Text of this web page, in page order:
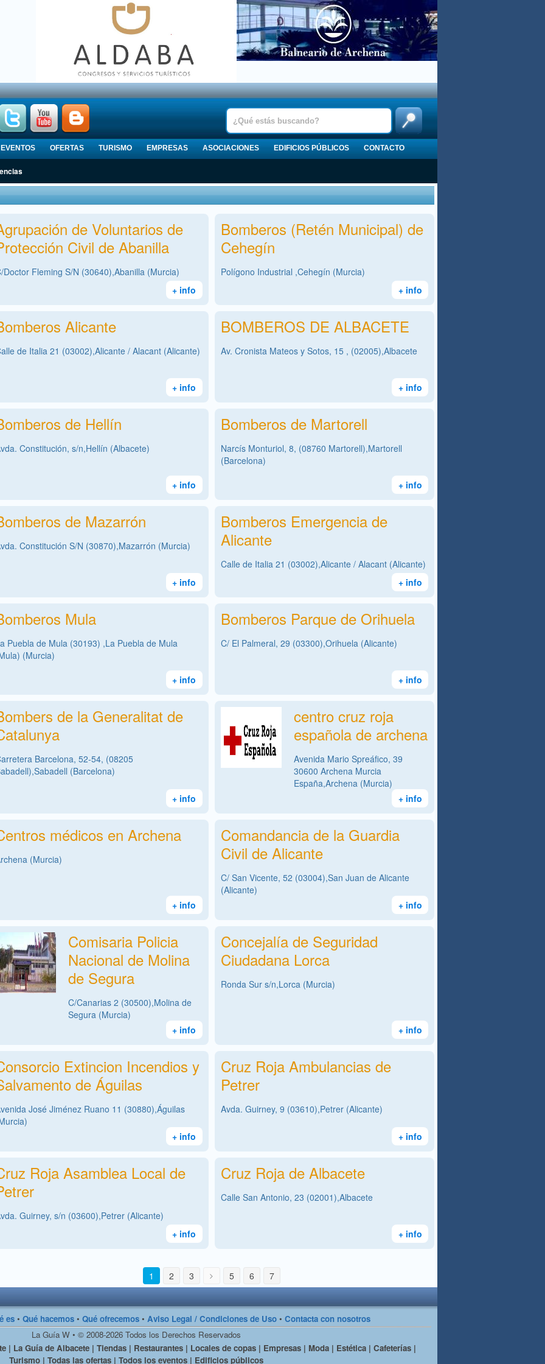
EVENTOS OFERTAS TURISMO EMPRESAS ASOCIACIONES EDIFICIOS PÚBLICOS CONTACTO
de Voluntarios de
Civil de Abanilla
Doctor Fleming S/N (30640),Abanilla (Murcia)
+ info
Bomberos (Retén Municipal) de
Cehegín
Polígono Industrial ,Cehegín (Murcia)
+ info
Alicante
de Italia 21 (03002),Alicante / Alacant (Alicante)
+ info
BOMBEROS DE ALBACETE
Av. Cronista Mateos y Sotos, 15 , (02005),Albacete
+ info
de Hellín
Constitución, s/n,Hellín (Albacete)
+ info
Bomberos de Martorell
Narcís Monturiol, 8, (08760 Martorell),Martorell
(Barcelona)
+ info
de Mazarrón
Constitución S/N (30870),Mazarrón (Murcia)
+ info
Bomberos Emergencia de
Alicante
Calle de Italia 21 (03002),Alicante / Alacant (Alicante)
+ info
Mula
Puebla de Mula (30193) ,La Puebla de Mula
(Murcia)
+ info
Bomberos Parque de Orihuela
C/ El Palmeral, 29 (03300),Orihuela (Alicante)
+ info
de la Generalitat de
Barcelona, 52-54, (08205
(Barcelona)
+ info
centro cruz roja
española de archena
Avenida Mario Spreáfico, 39
30600 Archena Murcia
España,Archena (Murcia)
+ info
médicos en Archena
(Murcia)
+ info
Comandancia de la Guardia
Civil de Alicante
C/ San Vicente, 52 (03004),San Juan de Alicante
(Alicante)
+ info
Comisaria Policia
Nacional de Molina
de Segura
C/Canarias 2 (30500),Molina de
Segura (Murcia)
+ info
Concejalía de Seguridad
Ciudadana Lorca
Ronda Sur s/n,Lorca (Murcia)
+ info
Extincion Incendios y
de Águilas
José Jiménez Ruano 11 (30880),Águilas
+ info
Cruz Roja Ambulancias de
Petrer
Avda. Guirney, 9 (03610),Petrer (Alicante)
+ info
Roja Asamblea Local de
Guirney, s/n (03600),Petrer (Alicante)
+ info
Cruz Roja de Albacete
Calle San Antonio, 23 (02001),Albacete
+ info
1 2 3 5 6 7
es • Qué hacemos • Qué ofrecemos • Aviso Legal / Condiciones de Uso • Contacta con nosotros
La Guía W • © 2008-2026 Todos los Derechos Reservados
| La Guía de Albacete | Tiendas | Restaurantes | Locales de copas | Empresas | Moda | Estética | Cafeterías |
Turismo | Todas las ofertas | Todos los eventos | Edificios públicos